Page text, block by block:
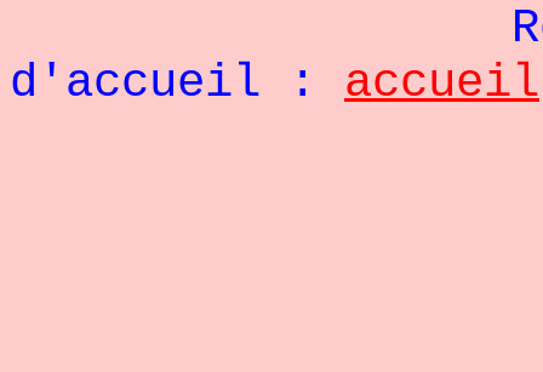
d'accueil : accueil